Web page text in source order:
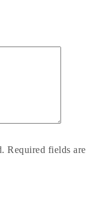
Required fields are